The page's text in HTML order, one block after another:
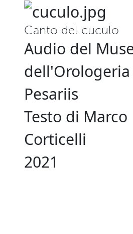
Canto del cuculo
Audio del
Pesariis
Testo di Marco
Corticelli
2021